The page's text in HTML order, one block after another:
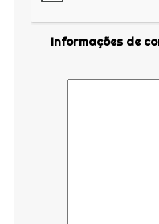
Informações de